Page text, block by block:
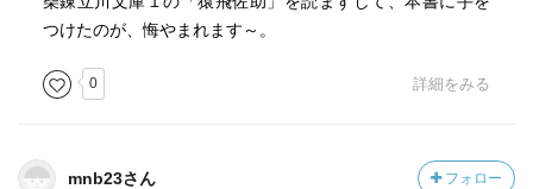
つけたのが、悔やまれます～。
0 詳細をみる
mnb23さん フォロー